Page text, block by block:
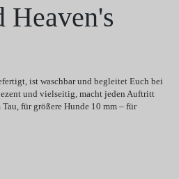
Heaven's
ist waschbar und begleitet Euch bei
und vielseitig, macht jeden Auftritt
für größere Hunde 10 mm – für